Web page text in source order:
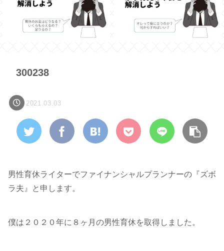
300238
2021.03.03
男性育休ライターでファイナンシャルプランナーの『ズボ
ラ夫』と申します。
僕は２０２０年に８ヶ月の男性育休を取得しました。